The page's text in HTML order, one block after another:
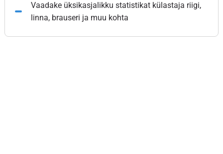
Vaadake üksikasjalikku statistikat külastaja riigi,
linna, brauseri ja muu kohta